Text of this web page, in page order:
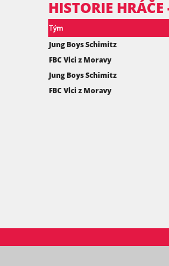
HISTORIE
Tým
Jung Boys Schimitz
FBC Vlci z Moravy
Jung Boys Schimitz
FBC Vlci z Moravy